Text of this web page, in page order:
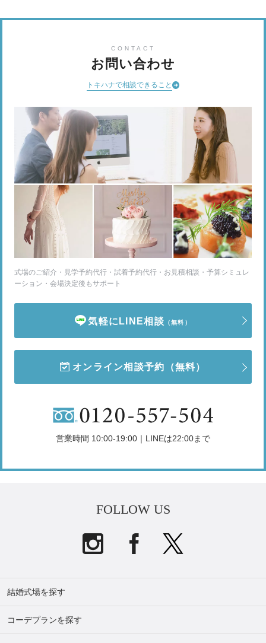
CONTACT
お問い合わせ
トキハナで相談できること
式場のご紹介・見学予約代行・試着予約代行・お見積相談・予算シミュレ
ーション・会場決定後もサポート
気軽にLINE相談 （無料）
オンライン相談予約 （無料）
営業時間 10:00-19:00｜LINEは22:00まで
FOLLOW US
結婚式場を探す
コーデプランを探す